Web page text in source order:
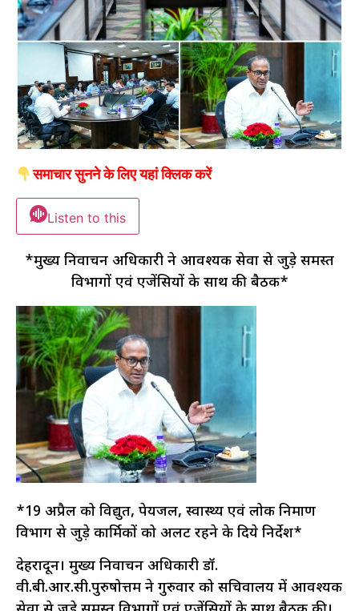
समाचार सुनने के लिए यहां क्लिक करें
Listen to this
*मुख्य निर्वाचन अधिकारी ने आवश्यक सेवा से जुड़े समस्त
विभागों एवं एजेंसियों के साथ की बैठक*
*19 अप्रैल को विद्युत, पेयजल, स्वास्थ्य एवं लोक निर्माण
विभाग से जुड़े कार्मिकों को अलर्ट रहने के दिये निर्देश*
देहरादून। मुख्य निर्वाचन अधिकारी डॉ.
वी.बी.आर.सी.पुरुषोत्तम ने गुरुवार को सचिवालय में आवश्यक